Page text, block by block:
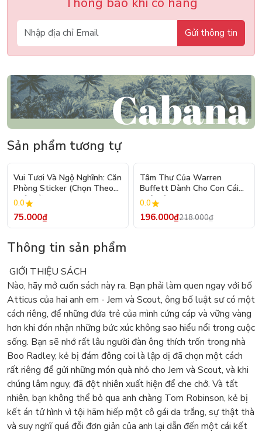
Gửi thông tin
Sản phẩm tương tự
Vui Tươi Và Ngộ Nghĩnh: Căn
Phòng Sticker (Chọn Theo
Chủ Đề) - Hơn 250 Sticker
0.0
75.000₫
Tâm Thư Của Warren
Buffett Dành Cho Con Cái
(Tái Bản 2026)
0.0
196.000₫218.000₫
Thông tin sản phẩm
GIỚI THIỆU SÁCH
Nào, hãy mở cuốn sách này ra. Bạn phải làm quen ngay với bố
Atticus của hai anh em - Jem và Scout, ông bố luật sư có một
cách riêng, để những đứa trẻ của mình cứng cáp và vững vàng
hơn khi đón nhận những bức xúc không sao hiểu nổi trong cuộc
sống. Bạn sẽ nhớ rất lâu người đàn ông thích trốn trong nhà
Boo Radley, kẻ bị đám đông coi là lập dị đã chọn một cách
rất riêng để gửi những món quà nhỏ cho Jem và Scout, và khi
chúng lâm nguy, đã đột nhiên xuất hiện để che chở. Và tất
nhiên, bạn không thể bỏ qua anh chàng Tom Robinson, kẻ bị
kết án tử hình vì tội hãm hiếp một cô gái da trắng, sự thật thà
và suy nghĩ quá đỗi đơn giản của anh lại dẫn đến một cái kết